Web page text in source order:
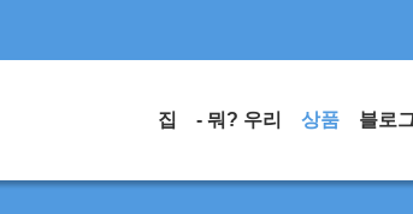
집 - 뭐? 우리 상품 블로